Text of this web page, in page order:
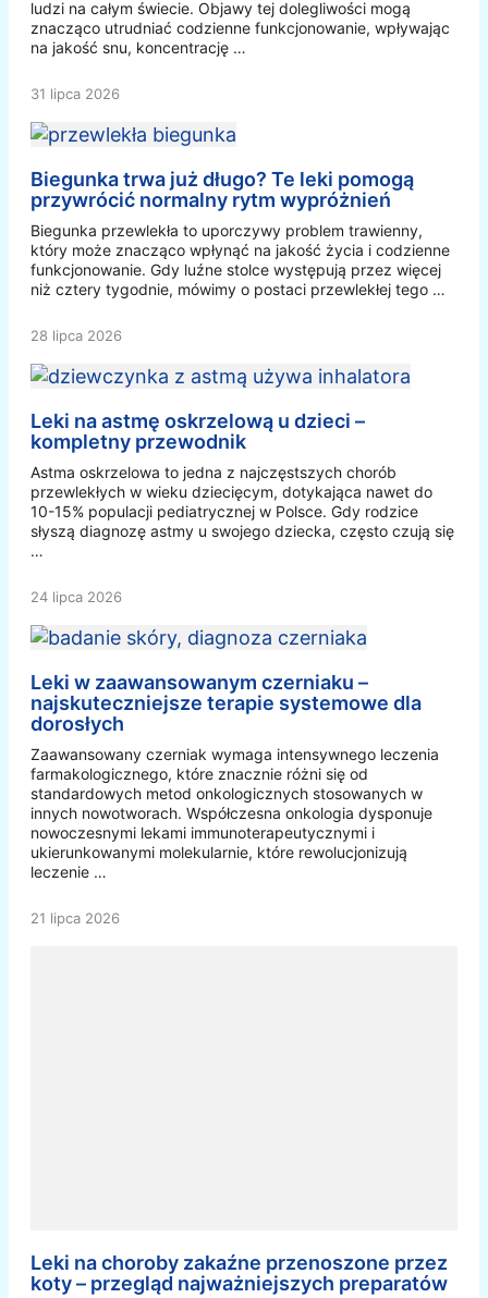
ludzi na całym świecie. Objawy tej dolegliwości mogą
znacząco utrudniać codzienne funkcjonowanie, wpływając
na jakość snu, koncentrację …
31 lipca 2026
Biegunka trwa już długo? Te leki pomogą
przywrócić normalny rytm wypróżnień
Biegunka przewlekła to uporczywy problem trawienny,
który może znacząco wpłynąć na jakość życia i codzienne
funkcjonowanie. Gdy luźne stolce występują przez więcej
niż cztery tygodnie, mówimy o postaci przewlekłej tego …
28 lipca 2026
Leki na astmę oskrzelową u dzieci –
kompletny przewodnik
Astma oskrzelowa to jedna z najczęstszych chorób
przewlekłych w wieku dziecięcym, dotykająca nawet do
10-15% populacji pediatrycznej w Polsce. Gdy rodzice
słyszą diagnozę astmy u swojego dziecka, często czują się
…
24 lipca 2026
Leki w zaawansowanym czerniaku –
najskuteczniejsze terapie systemowe dla
dorosłych
Zaawansowany czerniak wymaga intensywnego leczenia
farmakologicznego, które znacznie różni się od
standardowych metod onkologicznych stosowanych w
innych nowotworach. Współczesna onkologia dysponuje
nowoczesnymi lekami immunoterapeutycznymi i
ukierunkowanymi molekularnie, które rewolucjonizują
leczenie …
21 lipca 2026
Leki na choroby zakaźne przenoszone przez
koty – przegląd najważniejszych preparatów